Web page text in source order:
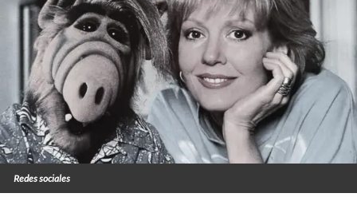
Redes sociales